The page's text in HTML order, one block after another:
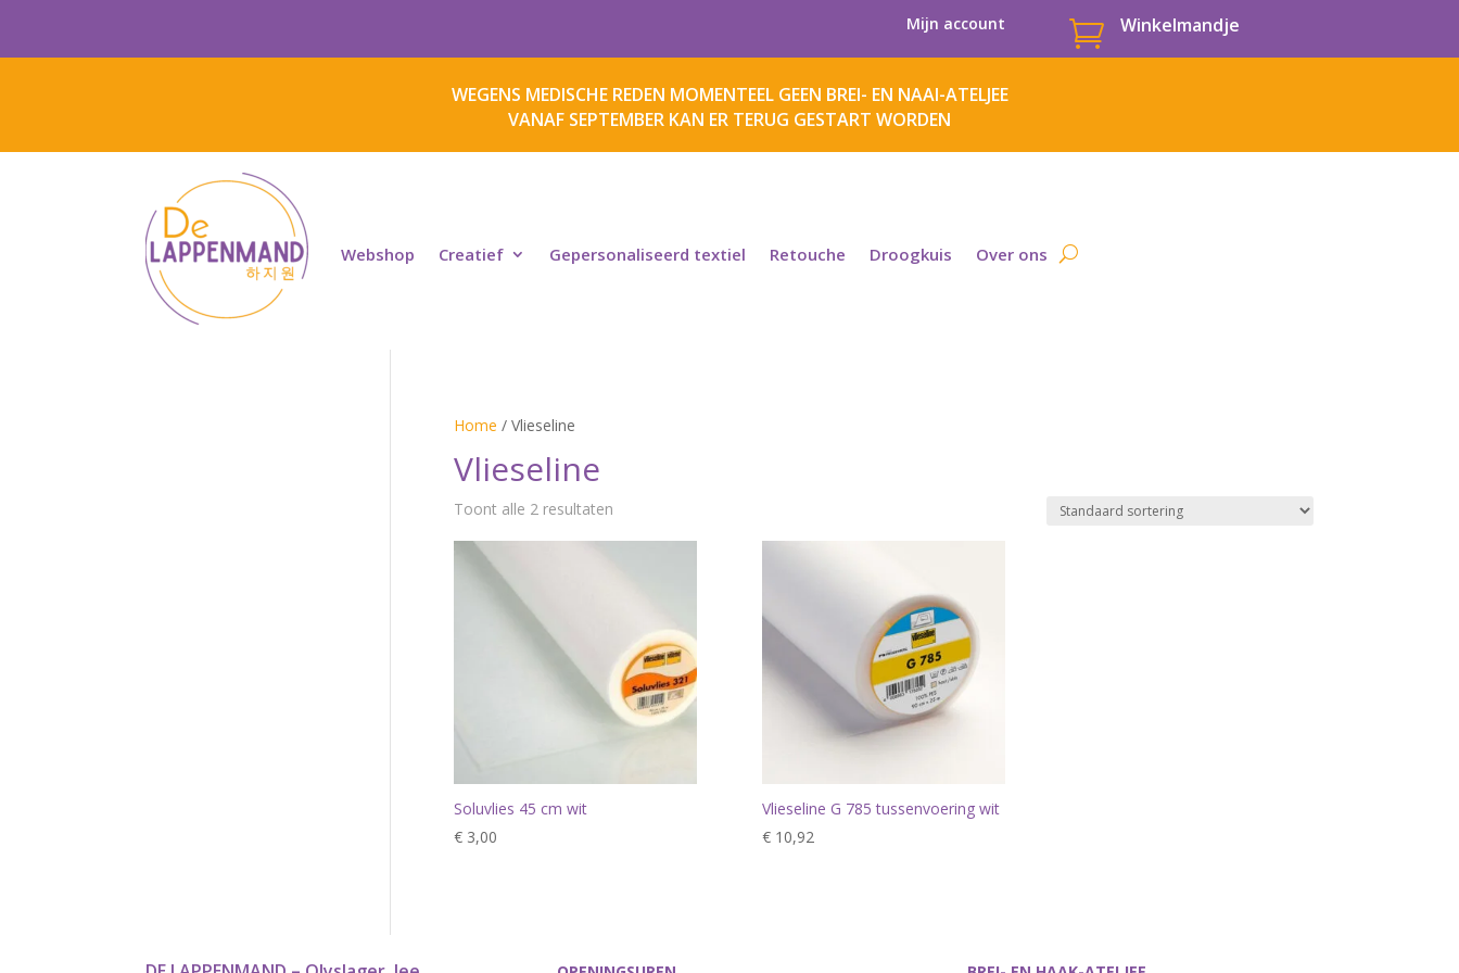
Mijn account  Winkelmandje
WEGENS MEDISCHE REDEN MOMENTEEL GEEN BREI- EN NAAI-ATELJEE
VANAF SEPTEMBER KAN ER TERUG GESTART WORDEN
Webshop Creatief Gepersonaliseerd textiel Retouche Droogkuis Over ons
Home / Vlieseline
Vlieseline
Toont alle 2 resultaten
Soluvlies 45 cm wit
€3,00
Vlieseline G 785 tussenvoering wit
€10,92